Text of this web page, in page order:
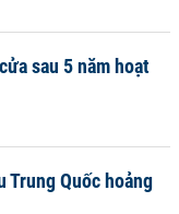
sau 5 năm hoạt
Quốc hoảng